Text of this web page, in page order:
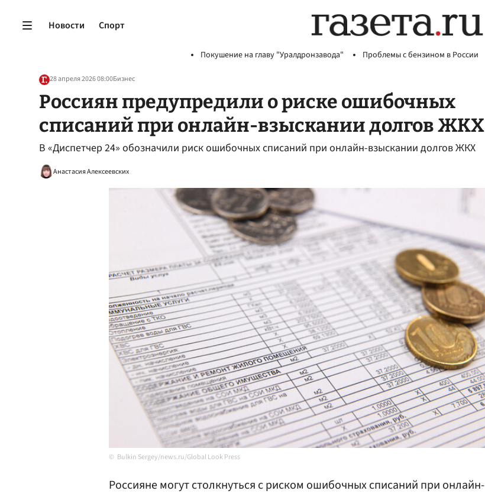
Новости Спорт
Покушение на главу "Уралдронзавода" Проблемы с бензином в России
28 апреля 2026 08:00Бизнес
Россиян предупредили о риске ошибочных
списаний при онлайн-взыскании долгов ЖКХ
В «Диспетчер 24» обозначили риск ошибочных списаний при онлайн-взыскании долгов ЖКХ
Анастасия Алексеевских
Bulkin Sergey/news.ru/Global Look Press
Россияне могут столкнуться с риском ошибочных списаний при онлайн-